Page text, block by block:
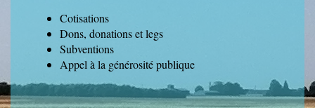
Cotisations
Dons, donations et legs
Subventions
Appel à la générosité publique